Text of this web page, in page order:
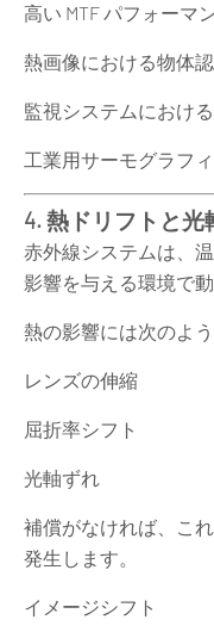
高い MTF パフォーマ
熱画像における物体
監視システムにおけ
工業用サーモグラフ
4. 熱ドリフトと光
赤外線システムは、
影響を与える環境で動
熱の影響には次のよ
レンズの伸縮
屈折率シフト
光軸ずれ
補償がなければ、こ
発生します。
イメージシフト